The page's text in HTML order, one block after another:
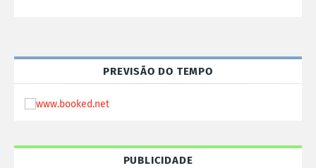
PREVISÃO DO TEMPO
PUBLICIDADE